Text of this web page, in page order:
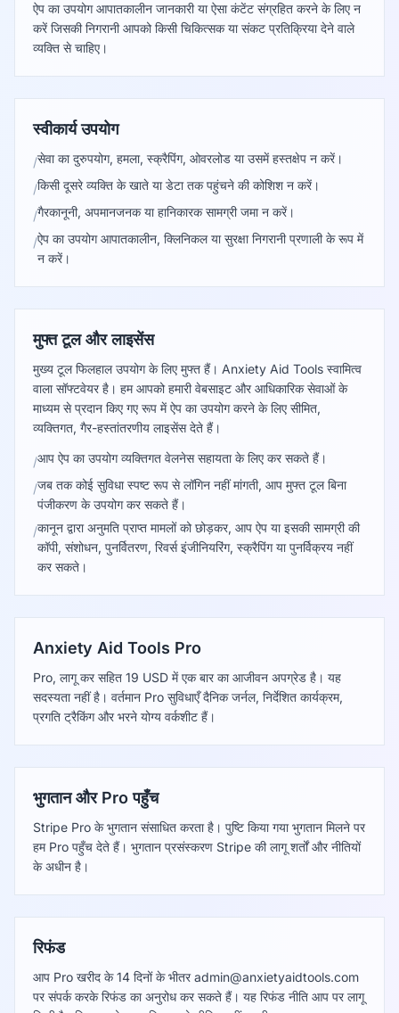
ऐप का उपयोग आपातकालीन जानकारी या ऐसा कंटेंट संग्रहित करने के लिए न
करें जिसकी निगरानी आपको किसी चिकित्सक या संकट प्रतिक्रिया देने वाले
व्यक्ति से चाहिए।
स्वीकार्य उपयोग
/सेवा का दुरुपयोग, हमला, स्क्रैपिंग, ओवरलोड या उसमें हस्तक्षेप न करें।
/किसी दूसरे व्यक्ति के खाते या डेटा तक पहुंचने की कोशिश न करें।
/गैरकानूनी, अपमानजनक या हानिकारक सामग्री जमा न करें।
/ऐप का उपयोग आपातकालीन, क्लिनिकल या सुरक्षा निगरानी प्रणाली के रूप में
न करें।
मुफ्त टूल और लाइसेंस
मुख्य टूल फिलहाल उपयोग के लिए मुफ्त हैं। Anxiety Aid Tools स्वामित्व
वाला सॉफ्टवेयर है। हम आपको हमारी वेबसाइट और आधिकारिक सेवाओं के
माध्यम से प्रदान किए गए रूप में ऐप का उपयोग करने के लिए सीमित,
व्यक्तिगत, गैर-हस्तांतरणीय लाइसेंस देते हैं।
/आप ऐप का उपयोग व्यक्तिगत वेलनेस सहायता के लिए कर सकते हैं।
/जब तक कोई सुविधा स्पष्ट रूप से लॉगिन नहीं मांगती, आप मुफ्त टूल बिना
पंजीकरण के उपयोग कर सकते हैं।
/कानून द्वारा अनुमति प्राप्त मामलों को छोड़कर, आप ऐप या इसकी सामग्री की
कॉपी, संशोधन, पुनर्वितरण, रिवर्स इंजीनियरिंग, स्क्रैपिंग या पुनर्विक्रय नहीं
कर सकते।
Anxiety Aid Tools Pro
Pro, लागू कर सहित 19 USD में एक बार का आजीवन अपग्रेड है। यह
सदस्यता नहीं है। वर्तमान Pro सुविधाएँ दैनिक जर्नल, निर्देशित कार्यक्रम,
प्रगति ट्रैकिंग और भरने योग्य वर्कशीट हैं।
भुगतान और Pro पहुँच
Stripe Pro के भुगतान संसाधित करता है। पुष्टि किया गया भुगतान मिलने पर
हम Pro पहुँच देते हैं। भुगतान प्रसंस्करण Stripe की लागू शर्तों और नीतियों
के अधीन है।
रिफंड
आप Pro खरीद के 14 दिनों के भीतरadmin@anxietyaidtools.com
पर संपर्क करके रिफंड का अनुरोध कर सकते हैं। यह रिफंड नीति आप पर लागू